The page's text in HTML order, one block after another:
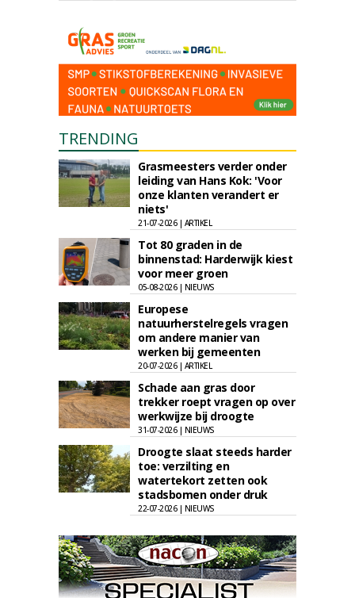
TRENDING
Grasmeesters verder onder
leiding van Hans Kok: 'Voor
onze klanten verandert er
niets'
21-07-2026 | ARTIKEL
Tot 80 graden in de
binnenstad: Harderwijk kiest
voor meer groen
05-08-2026 | NIEUWS
Europese
natuurherstelregels vragen
om andere manier van
werken bij gemeenten
20-07-2026 | ARTIKEL
Schade aan gras door
trekker roept vragen op over
werkwijze bij droogte
31-07-2026 | NIEUWS
Droogte slaat steeds harder
toe: verzilting en
watertekort zetten ook
stadsbomen onder druk
22-07-2026 | NIEUWS